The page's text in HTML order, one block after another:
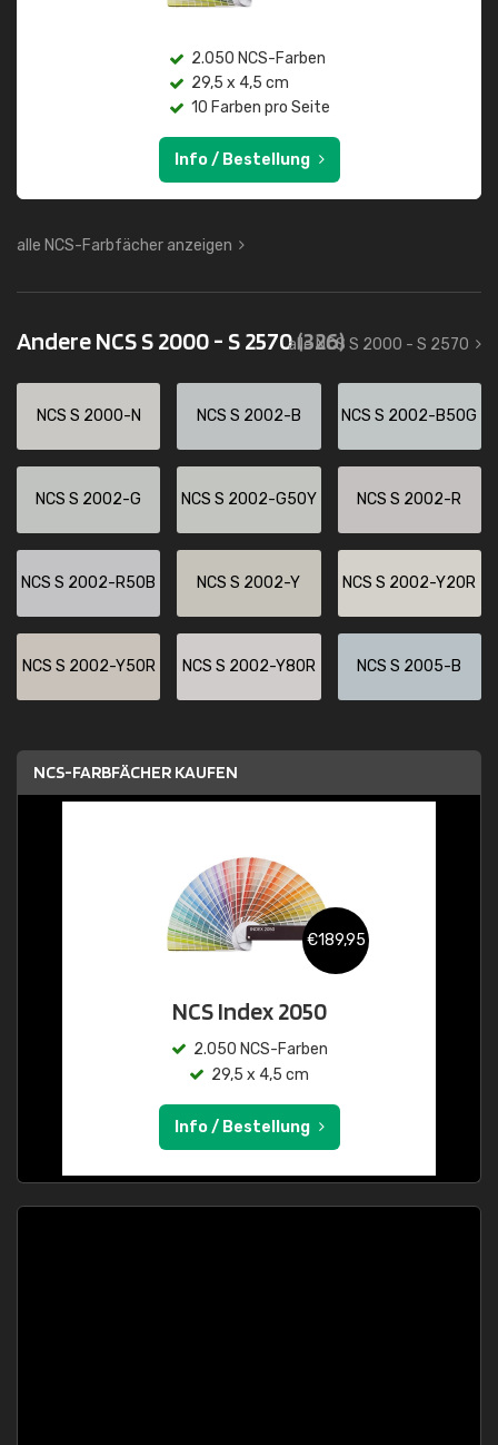
2.050 NCS-Farben
29,5 x 4,5 cm
10 Farben pro Seite
Info / Bestellung
alle NCS-Farbfächer anzeigen
Andere NCS S 2000 - S 2570(326)
alle NCS S 2000 - S 2570
NCS S 2000-N NCS S 2002-B NCS S 2002-B50G
NCS S 2002-G NCS S 2002-G50Y NCS S 2002-R
NCS S 2002-R50B NCS S 2002-Y NCS S 2002-Y20R
NCS S 2002-Y50R NCS S 2002-Y80R NCS S 2005-B
NCS-FARBFÄCHER KAUFEN
€189,95
NCS Index 2050
2.050 NCS-Farben
29,5 x 4,5 cm
Info / Bestellung